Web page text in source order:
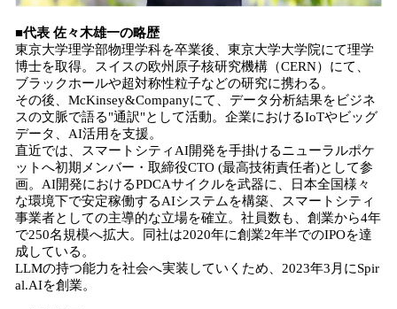
■代表 佐々木雄一の略歴
東京大学理学部物理学科を卒業後、東京大学大学院にて理学
博士を取得。スイスの欧州原子核研究機構（CERN）にて、
ブラックホールや超対称性粒子などの研究に携わる。
その後、McKinsey&Companyにて、データ分析結果をビジネ
スの文脈で語る"通訳"として活動。企業におけるIoTやビッグ
データ、AI活用を支援。
直近では、スマートシティAI開発を手掛けるニューラルポケ
ットへ初期メンバー・取締役CTO (最高技術責任者)として参
画。AI開発におけるPDCAサイクルを武器に、日本全国様々
な環境下で安定稼働するAIシステムを構築、スマートシティ
事業者としての主導的な立場を確立。社員数も、創業から4年
で250名規模へ拡大。同社は2020年に創業2年半でのIPOを達
成している。
LLMの持つ能力を社会へ実装していくため、2023年3月にSpir
al.AIを創業。